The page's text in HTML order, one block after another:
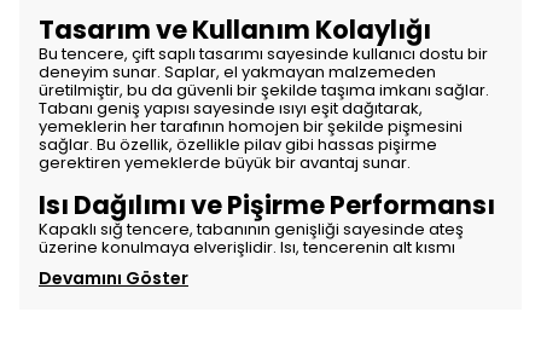
Tasarım ve Kullanım Kolaylığı
Bu tencere, çift saplı tasarımı sayesinde kullanıcı dostu bir
deneyim sunar. Saplar, el yakmayan malzemeden
üretilmiştir, bu da güvenli bir şekilde taşıma imkanı sağlar.
Tabanı geniş yapısı sayesinde ısıyı eşit dağıtarak,
yemeklerin her tarafının homojen bir şekilde pişmesini
sağlar. Bu özellik, özellikle pilav gibi hassas pişirme
gerektiren yemeklerde büyük bir avantaj sunar.
Isı Dağılımı ve Pişirme Performansı
Kapaklı sığ tencere, tabanının genişliği sayesinde ateş
üzerine konulmaya elverişlidir. Isı, tencerenin alt kısmı
Devamını Göster